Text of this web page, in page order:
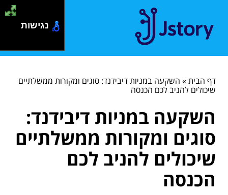
דף הבית» השקעה במניות דיבידנד: סוגים ומקורות ממשלתיים
שיכולים להניב לכם הכנסה
השקעה במניות דיבידנד:
סוגים ומקורות ממשלתיים
שיכולים להניב לכם
הכנסה
נגישות